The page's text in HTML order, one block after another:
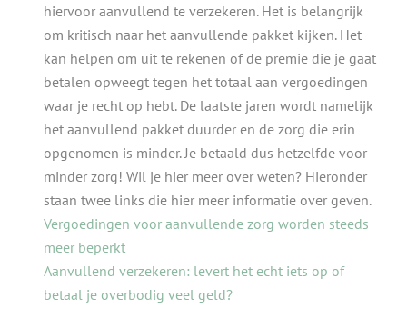
hiervoor aanvullend te verzekeren. Het is belangrijk
om kritisch naar het aanvullende pakket kijken. Het
kan helpen om uit te rekenen of de premie die je gaat
betalen opweegt tegen het totaal aan vergoedingen
waar je recht op hebt. De laatste jaren wordt namelijk
het aanvullend pakket duurder en de zorg die erin
opgenomen is minder. Je betaald dus hetzelfde voor
minder zorg! Wil je hier meer over weten? Hieronder
staan twee links die hier meer informatie over geven.
Vergoedingen voor aanvullende zorg worden steeds
meer beperkt
Aanvullend verzekeren: levert het echt iets op of
betaal je overbodig veel geld?